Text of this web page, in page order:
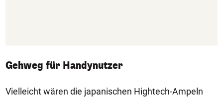
Gehweg für Handynutzer
Vielleicht wären die japanischen Hightech-Ampeln